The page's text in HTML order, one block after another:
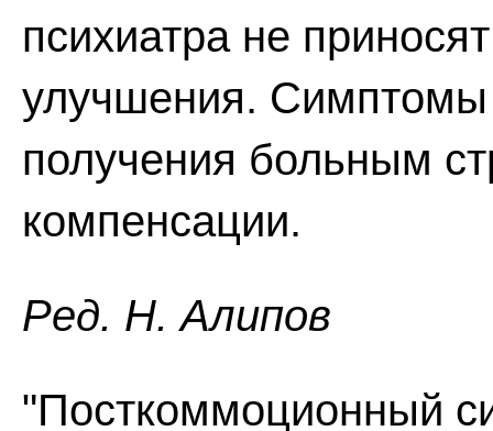
психиатра не
улучшения. Симптомы
получения больным
компенсации.
Ред. Н. Алипов
"Посткоммоционный